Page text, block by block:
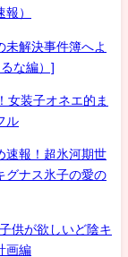
）
未解決事件簿へよ
な編）]
装子オネエ的ま
ル
速報！超氷河期世
グナス氷子の愛の
供が欲しいど陰キ
画編